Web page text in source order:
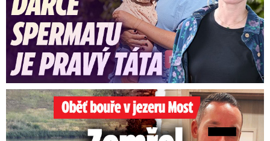
Oběť bouře v jezeru Most: Zemřel táta Dominik (†28)